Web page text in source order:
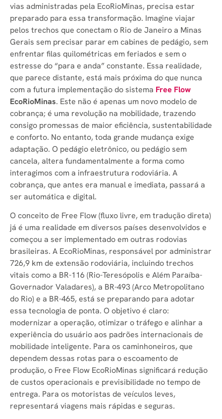
vias administradas pela EcoRioMinas, precisa estar
preparado para essa transformação. Imagine viajar
pelos trechos que conectam o Rio de Janeiro a Minas
Gerais sem precisar parar em cabines de pedágio, sem
enfrentar filas quilométricas em feriados e sem o
estresse do “para e anda” constante. Essa realidade,
que parece distante, está mais próxima do que nunca
com a futura implementação do sistema Free Flow
EcoRioMinas. Este não é apenas um novo modelo de
cobrança; é uma revolução na mobilidade, trazendo
consigo promessas de maior eficiência, sustentabilidade
e conforto. No entanto, toda grande mudança exige
adaptação. O pedágio eletrônico, ou pedágio sem
cancela, altera fundamentalmente a forma como
interagimos com a infraestrutura rodoviária. A
cobrança, que antes era manual e imediata, passará a
ser automática e digital.
O conceito de Free Flow (fluxo livre, em tradução direta)
já é uma realidade em diversos países desenvolvidos e
começou a ser implementado em outras rodovias
brasileiras. A EcoRioMinas, responsável por administrar
726,9 km de extensão rodoviária, incluindo trechos
vitais como a BR-116 (Rio-Teresópolis e Além Paraíba-
Governador Valadares), a BR-493 (Arco Metropolitano
do Rio) e a BR-465, está se preparando para adotar
essa tecnologia de ponta. O objetivo é claro:
modernizar a operação, otimizar o tráfego e alinhar a
experiência do usuário aos padrões internacionais de
mobilidade inteligente. Para os caminhoneiros, que
dependem dessas rotas para o escoamento de
produção, o Free Flow EcoRioMinas significará redução
de custos operacionais e previsibilidade no tempo de
entrega. Para os motoristas de veículos leves,
representará viagens mais rápidas e seguras.